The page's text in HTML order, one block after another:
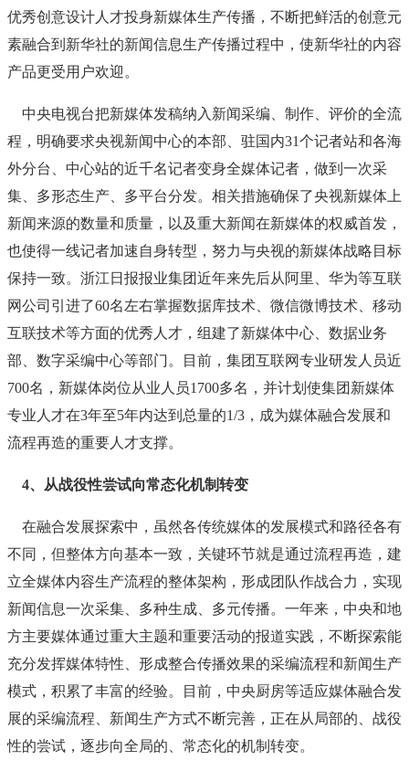
优秀创意设计人才投身新媒体生产传播，不断把鲜活的创意元
素融合到新华社的新闻信息生产传播过程中，使新华社的内容
产品更受用户欢迎。
中央电视台把新媒体发稿纳入新闻采编、制作、评价的全流
程，明确要求央视新闻中心的本部、驻国内31个记者站和各海
外分台、中心站的近千名记者变身全媒体记者，做到一次采
集、多形态生产、多平台分发。相关措施确保了央视新媒体上
新闻来源的数量和质量，以及重大新闻在新媒体的权威首发，
也使得一线记者加速自身转型，努力与央视的新媒体战略目标
保持一致。浙江日报报业集团近年来先后从阿里、华为等互联
网公司引进了60名左右掌握数据库技术、微信微博技术、移动
互联技术等方面的优秀人才，组建了新媒体中心、数据业务
部、数字采编中心等部门。目前，集团互联网专业研发人员近
700名，新媒体岗位从业人员1700多名，并计划使集团新媒体
专业人才在3年至5年内达到总量的1/3，成为媒体融合发展和
流程再造的重要人才支撑。
4、从战役性尝试向常态化机制转变
在融合发展探索中，虽然各传统媒体的发展模式和路径各有
不同，但整体方向基本一致，关键环节就是通过流程再造，建
立全媒体内容生产流程的整体架构，形成团队作战合力，实现
新闻信息一次采集、多种生成、多元传播。一年来，中央和地
方主要媒体通过重大主题和重要活动的报道实践，不断探索能
充分发挥媒体特性、形成整合传播效果的采编流程和新闻生产
模式，积累了丰富的经验。目前，中央厨房等适应媒体融合发
展的采编流程、新闻生产方式不断完善，正在从局部的、战役
性的尝试，逐步向全局的、常态化的机制转变。